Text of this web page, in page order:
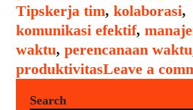
dalam
Perencanaan
Waktu
Anda
TipsTags
kerja tim, kolaborasi,
komunikasi efektif,
waktu, perencanaan waktu
produktivitasLeave a
Search